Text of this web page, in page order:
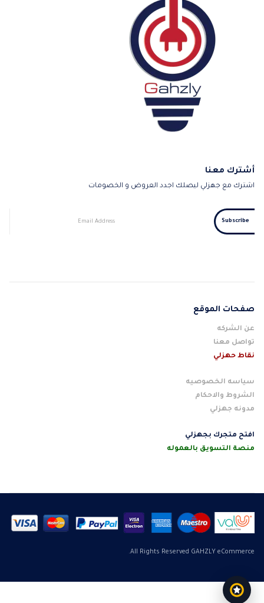
أشترك معنا
اشترك مع جهزلي ليصلك اجدد العروض و الخصومات
صفحات الموقع
عن الشركه
تواصل معنا
نقاط حهزلي
سياسه الخصوصيه
الشروط والاحكام
مدونه جهزلي
افتح متجرك بجهزلي
منصة التسويق بالعموله
All Rights Reserved GAHZLY eCommerce.